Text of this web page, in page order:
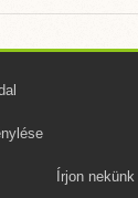
Írjon nekünk